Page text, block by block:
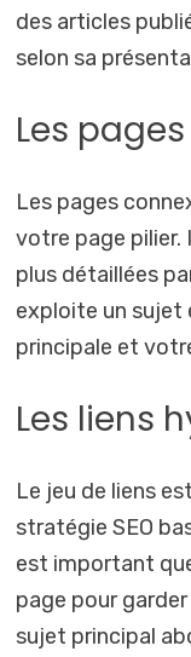
des articles
selon sa
Les
Les pages
votre page
plus détaillées
exploite un sujet
principale et
Les liens
Le jeu de liens
stratégie SEO
est important
page pour
sujet principal